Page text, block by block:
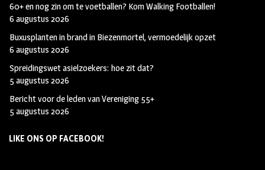
60+ en nog zin om te voetballen? Kom Walking Footballen!
6 augustus 2026
Buxusplanten in brand in Biezenmortel, vermoedelijk opzet
6 augustus 2026
Spreidingswet asielzoekers: hoe zit dat?
5 augustus 2026
Bericht voor de leden van Vereniging 55+
5 augustus 2026
LIKE ONS OP FACEBOOK!